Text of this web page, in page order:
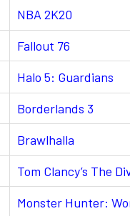
NBA 2K20
Fallout 76
Halo 5: Guardians
Borderlands 3
Brawlhalla
Tom Clancy’s The
Monster Hunter: